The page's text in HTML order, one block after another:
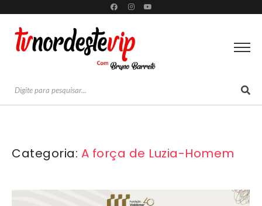
Categoria: A força de Luzia-Homem